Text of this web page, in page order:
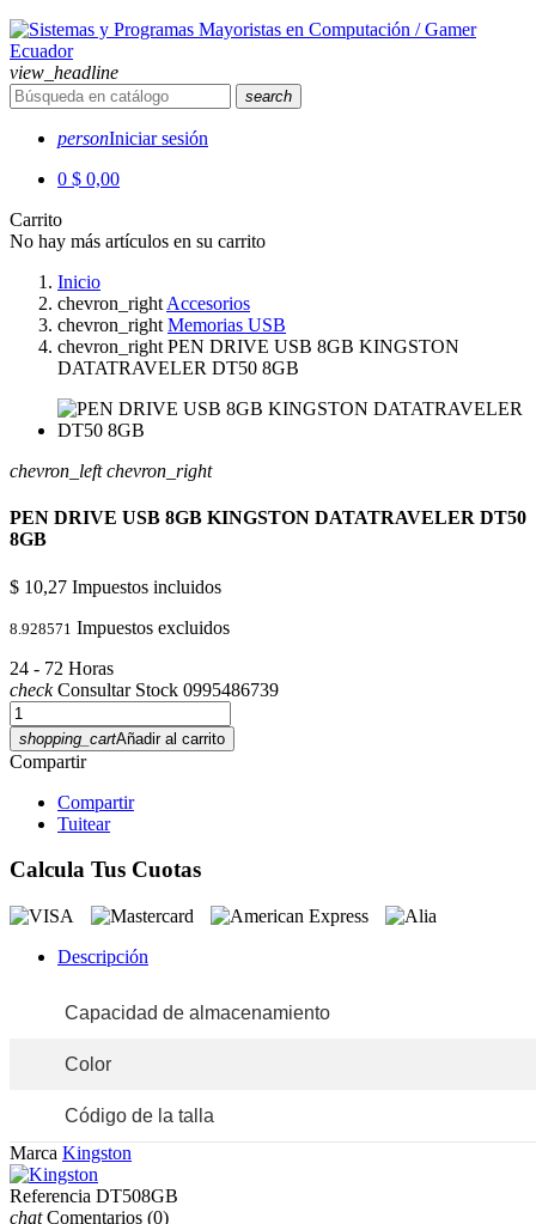
view_headline
search
personIniciar sesión
0 $ 0,00
Carrito
No hay más artículos en su carrito
Inicio
chevron_right Accesorios
chevron_right Memorias USB
chevron_right PEN DRIVE USB 8GB KINGSTON
DATATRAVELER DT50 8GB
chevron_left chevron_right
PEN DRIVE USB 8GB KINGSTON DATATRAVELER DT50
8GB
$ 10,27 Impuestos incluidos
8.928571 Impuestos excluidos
24 - 72 Horas
checkConsultar Stock 0995486739
shopping_cartAñadir al carrito
Compartir
Compartir
Tuitear
Calcula Tus Cuotas
Descripción
Capacidad de almacenamiento
Color
Código de la talla
Marca Kingston
Referencia DT508GB
chat Comentarios (0)